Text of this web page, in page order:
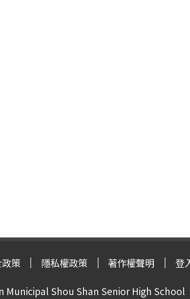
策 隱私權政策 著作權聲明 登
Municipal Shou Shan Senior High School